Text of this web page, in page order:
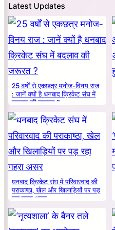
Latest Updates
25 वर्षों से एकछत्र मनोज-विनय राज
: जानें क्यों है धनबाद क्रिकेट संघ में
बदलाव की जरूरत ?
धनबाद क्रिकेट संघ में परिवारवाद की
पराकाष्ठा, खेल और खिलाड़ियों पर पड़
रहा गहरा असर